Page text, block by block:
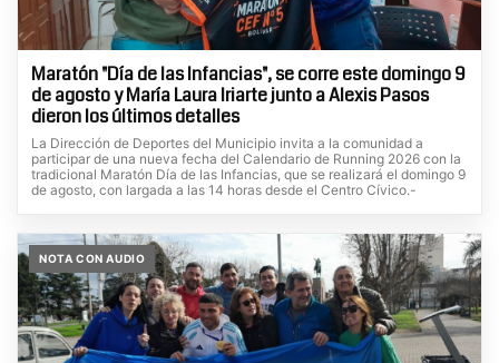
Maratón "Día de las Infancias", se corre este domingo 9
de agosto y María Laura Iriarte junto a Alexis Pasos
dieron los últimos detalles
La Dirección de Deportes del Municipio invita a la comunidad a
participar de una nueva fecha del Calendario de Running 2026 con la
tradicional Maratón Día de las Infancias, que se realizará el domingo 9
de agosto, con largada a las 14 horas desde el Centro Cívico.-
NOTA CON AUDIO